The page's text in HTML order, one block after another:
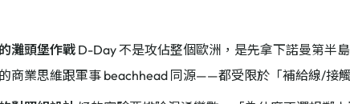
灘頭堡作戰 D-Day 不是攻佔整個歐洲，是先拿下諾曼第半
商業思維跟軍事 beachhead 同源——都受限於「補給線/接